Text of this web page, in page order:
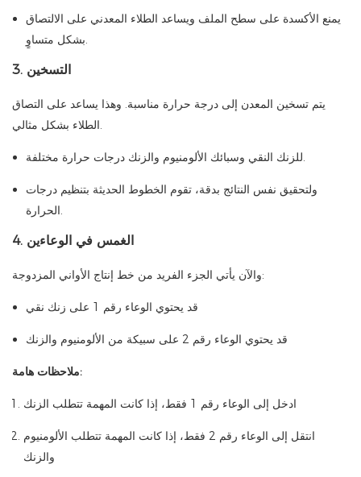
يمنع الأكسدة على سطح الملف ويساعد الطلاء المعدني على الالتصاق
بشكل متساوٍ.
3. التسخين
يتم تسخين المعدن إلى درجة حرارة مناسبة. وهذا يساعد على التصاق
الطلاء بشكل مثالي.
للزنك النقي وسبائك الألومنيوم والزنك درجات حرارة مختلفة.
ولتحقيق نفس النتائج بدقة، تقوم الخطوط الحديثة بتنظيم درجات
الحرارة.
4. الغمس في الوعاءين
والآن يأتي الجزء الفريد من خط إنتاج الأواني المزدوجة:
قد يحتوي الوعاء رقم 1 على زنك نقي
قد يحتوي الوعاء رقم 2 على سبيكة من الألومنيوم والزنك
ملاحظات هامة:
ادخل إلى الوعاء رقم 1 فقط، إذا كانت المهمة تتطلب الزنك
انتقل إلى الوعاء رقم 2 فقط، إذا كانت المهمة تتطلب الألومنيوم
والزنك